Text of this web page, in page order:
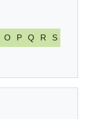
O P Q R
S